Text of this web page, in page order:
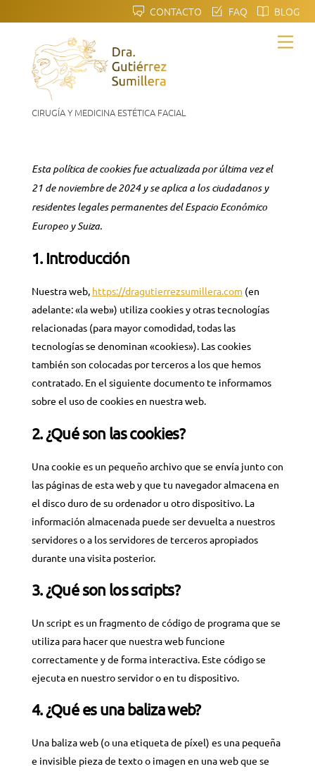
to
content
CONTACTO FAQ
BLOG
CIRUGÍA Y MEDICINA ESTÉTICA FACIAL
Esta política de cookies fue actualizada por última vez el
21 de noviembre de 2024 y se aplica a los ciudadanos y
residentes legales permanentes del Espacio Económico
Europeo y Suiza.
1. Introducción
Nuestra web, https://dragutierrezsumillera.com (en
adelante: «la web») utiliza cookies y otras tecnologías
relacionadas (para mayor comodidad, todas las
tecnologías se denominan «cookies»). Las cookies
también son colocadas por terceros a los que hemos
contratado. En el siguiente documento te informamos
sobre el uso de cookies en nuestra web.
2. ¿Qué son las cookies?
Una cookie es un pequeño archivo que se envía junto con
las páginas de esta web y que tu navegador almacena en
el disco duro de su ordenador u otro dispositivo. La
información almacenada puede ser devuelta a nuestros
servidores o a los servidores de terceros apropiados
durante una visita posterior.
3. ¿Qué son los scripts?
Un script es un fragmento de código de programa que se
utiliza para hacer que nuestra web funcione
correctamente y de forma interactiva. Este código se
ejecuta en nuestro servidor o en tu dispositivo.
4. ¿Qué es una baliza web?
Una baliza web (o una etiqueta de píxel) es una pequeña
e invisible pieza de texto o imagen en una web que se